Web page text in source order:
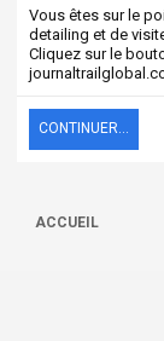
Vous êtes sur le
detailing et de
Cliquez sur le
CONTINUER...
ACCUEIL